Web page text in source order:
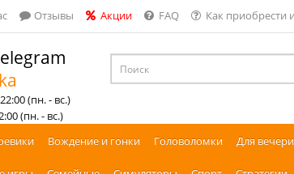
Отзывы Акции FAQ Как приобрести
(пн. - вс.)
(пн. - вс.)
Вождение и гонки Головоломки Для